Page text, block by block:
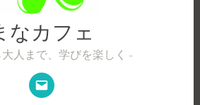
なカフェ
人まで、学びを楽しく
メ
ー
ル